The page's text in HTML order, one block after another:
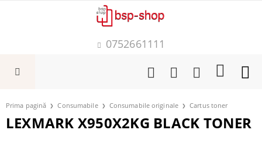
0752661111
Prima pagină Consumabile Consumabile originale Cartus toner
LEXMARK X950X2KG BLACK TONER